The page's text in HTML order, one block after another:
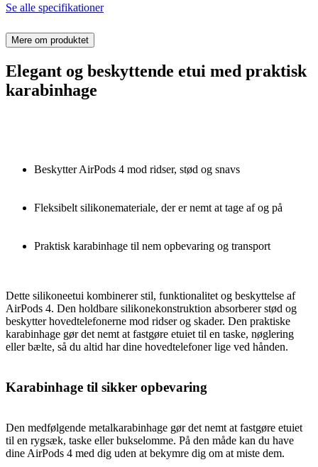
Se alle specifikationer
Mere om produktet
Elegant og beskyttende etui med praktisk
karabinhage
Beskytter AirPods 4 mod ridser, stød og snavs
Fleksibelt silikonemateriale, der er nemt at tage af og på
Praktisk karabinhage til nem opbevaring og transport
Dette silikoneetui kombinerer stil, funktionalitet og beskyttelse af
AirPods 4. Den holdbare silikonekonstruktion absorberer stød og
beskytter hovedtelefonerne mod ridser og skader. Den praktiske
karabinhage gør det nemt at fastgøre etuiet til en taske, nøglering
eller bælte, så du altid har dine hovedtelefoner lige ved hånden.
Karabinhage til sikker opbevaring
Den medfølgende metalkarabinhage gør det nemt at fastgøre etuiet
til en rygsæk, taske eller bukselomme. På den måde kan du have
dine AirPods 4 med dig uden at bekymre dig om at miste dem.